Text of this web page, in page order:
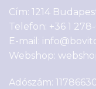
Cím: 1214
Telefon: +36 1
E-mail:
Webshop:
Adószám: